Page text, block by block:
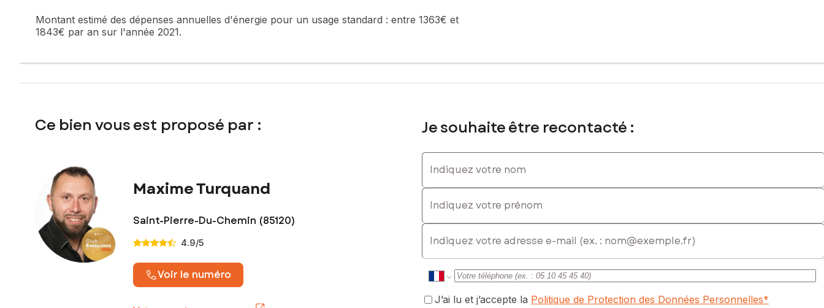
Montant estimé des dépenses annuelles d'énergie pour un usage standard : entre 1363€ et
1843€ par an sur l'année 2021.
Ce bien vous est proposé par :
Maxime Turquand
Saint-Pierre-Du-Chemin (85120)
4.9/5
Voir le numéro
Je souhaite être recontacté :
Indiquez votre nom
Indiquez votre prénom
E-mail
J’ai lu et j’accepte la Politique de Protection des Données Personnelles*